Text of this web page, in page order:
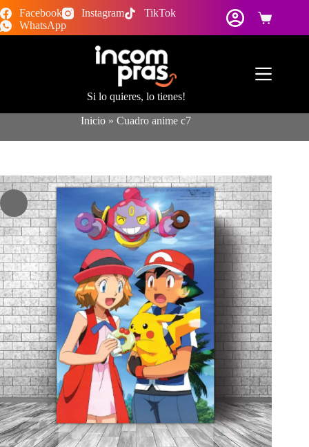
Saltar
al
contenido
Facebook Instagram
TikTok
WhatsApp
Carro
de
Si lo quieres, lo tienes!
Inicio »Cuadro anime c7